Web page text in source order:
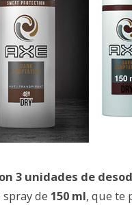
3 unidades de
de 150 ml, que te